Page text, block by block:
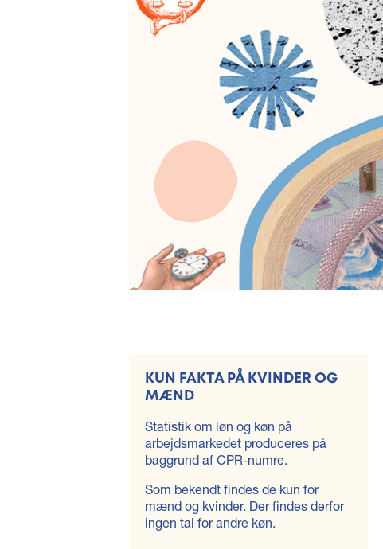
KUN FAKTA PÅ KVINDER OG
MÆND
Statistik om løn og køn på
arbejdsmarkedet produceres på
baggrund af CPR-numre.
Som bekendt findes de kun for
mænd og kvinder. Der findes derfor
ingen tal for andre køn.